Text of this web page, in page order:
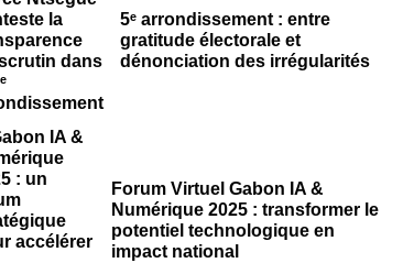
5ᵉ arrondissement : entre
gratitude électorale et
dénonciation des irrégularités
Forum Virtuel Gabon IA &
Numérique 2025 : transformer le
potentiel technologique en
impact national